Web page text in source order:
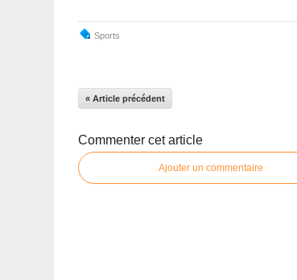
Sports
« Article précédent
Commenter cet article
Ajouter un commentaire